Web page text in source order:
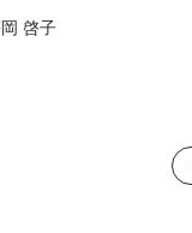
Members
岡 啓子